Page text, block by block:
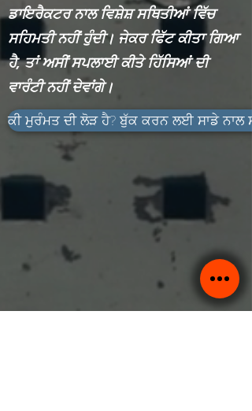
ਡਾਇਰੈਕਟਰ ਨਾਲ ਵਿਸ਼ੇਸ਼ ਸਥਿਤੀਆਂ ਵਿੱਚ
ਸਹਿਮਤੀ ਨਹੀਂ ਹੁੰਦੀ। ਜੇਕਰ ਫਿੱਟ ਕੀਤਾ ਗਿਆ
ਹੈ, ਤਾਂ ਅਸੀਂ ਸਪਲਾਈ ਕੀਤੇ ਹਿੱਸਿਆਂ ਦੀ
ਵਾਰੰਟੀ ਨਹੀਂ ਦੇਵਾਂਗੇ।
ਕੀ ਮੁਰੰਮਤ ਦੀ ਲੋੜ ਹੈ? ਬੁੱਕ ਕਰਨ ਲਈ ਸਾਡੇ ਨਾਲ